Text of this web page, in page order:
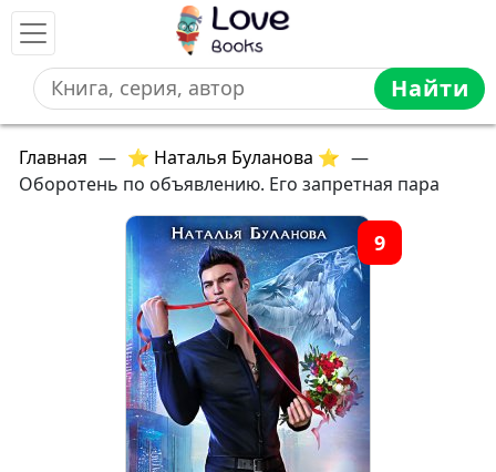
Найти
Главная — ⭐ Наталья Буланова ⭐ —
Оборотень по объявлению. Его запретная пара
9